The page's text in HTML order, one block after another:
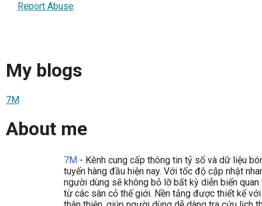
Report Abuse
My blogs
7M
About me
7M - Kênh cung cấp thông tin tỷ số và dữ liệu
tuyến hàng đầu hiện nay. Với tốc độ cập nhật
người dùng sẽ không bỏ lỡ bất kỳ diễn biến quan
từ các sân cỏ thế giới. Nền tảng được thiết kế